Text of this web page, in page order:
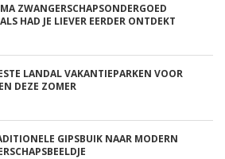
ZWANGERSCHAPSONDERGOED
HAD JE LIEVER EERDER ONTDEKT
LANDAL VAKANTIEPARKEN VOOR
DEZE ZOMER
GIPSBUIK NAAR MODERN